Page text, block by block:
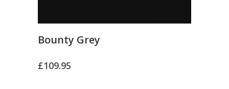
Bounty Grey
£109.95